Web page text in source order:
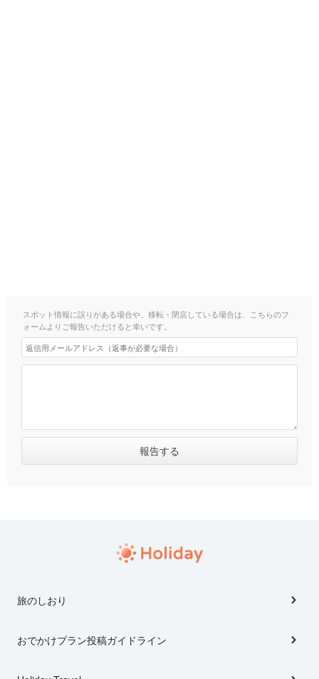
スポット情報に誤りがある場合や、移転・閉店している場合は、こちらのフ
ォームよりご報告いただけると幸いです。
旅のしおり
おでかけプラン投稿ガイドライン